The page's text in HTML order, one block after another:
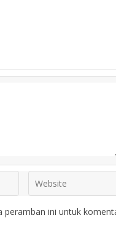
peramban ini untuk